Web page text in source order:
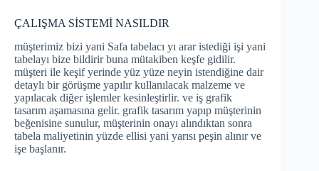
ÇALIŞMA SİSTEMİ NASILDIR
müşterimiz bizi yani Safa tabelacı yı arar istediği işi yani
tabelayı bize bildirir buna mütakiben keşfe gidilir.
müşteri ile keşif yerinde yüz yüze neyin istendiğine dair
detaylı bir görüşme yapılır kullanılacak malzeme ve
yapılacak diğer işlemler kesinleştirlir. ve iş grafik
tasarım aşamasına gelir. grafik tasarım yapıp müşterinin
beğenisine sunulur, müşterinin onayı alındıktan sonra
tabela maliyetinin yüzde ellisi yani yarısı peşin alınır ve
işe başlanır.